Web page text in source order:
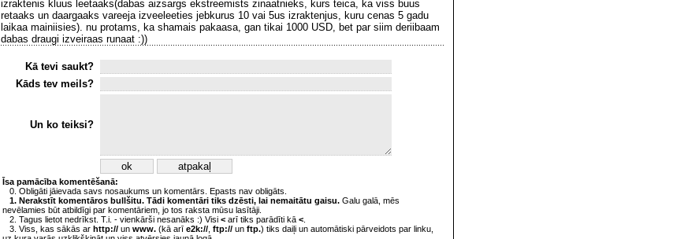
izraktenis kluus leetaaks(dabas aizsargs ekstreemists zinaatnieks, kurs teica, ka viss buus
retaaks un daargaaks vareeja izveeleeties jebkurus 10 vai 5us izraktenjus, kuru cenas 5 gadu
laikaa mainiisies). nu protams, ka shamais pakaasa, gan tikai 1000 USD, bet par siim deriibaam
dabas draugi izveiraas runaat :))
Kā tevi saukt?
Kāds tev meils?
Un ko teiksi?
Īsa pamācība komentēšanā:
0. Obligāti jāievada savs nosaukums un komentārs. Epasts nav obligāts.
1. Nerakstīt komentāros bullšitu. Tādi komentāri tiks dzēsti, lai nemaitātu gaisu. Galu galā, mēs
nevēlamies būt atbildīgi par komentāriem, jo tos raksta mūsu lasītāji.
2. Tagus lietot nedrīkst. T.i. - vienkārši nesanāks :) Visi < arī tiks parādīti kā <
3. Viss, kas sākās ar http:// un www. (kā arī e2k:// ftp:// un ftp.) tiks daiļi un automātiski pārveidots par linku,